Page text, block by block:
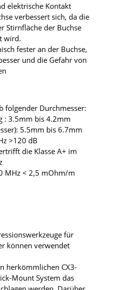
elektrische Kontakt
verbessert sich, da die
Stirnfläche der Buchse
wird.
fester an der Buchse,
und die Gefahr von
folgender Durchmesser:
: 3.5mm bis 4.2mm
5.5mm bis 6.7mm
>120 dB
die Klasse A+ im
MHz < 2,5 mOhm/m
für
können verwendet
herkömmlichen CX3-
Mount System das